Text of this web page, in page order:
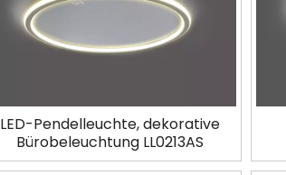
LED-Pendelleuchte, dekorative
Bürobeleuchtung LL0213AS